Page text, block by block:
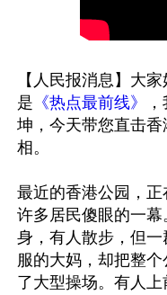
【人民报消息】大
是 《热点最前线》
坤，今天带您直击香
相。
最近的香港公园，正
许多居民傻眼的一幕
身，有人散步，但一
服的大妈，却把整
了大型操场。有人上